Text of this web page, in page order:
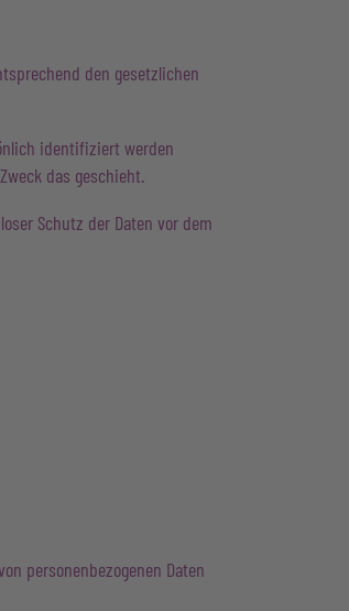
den gesetzlichen
identifiziert werden
das geschieht.
Schutz der Daten vor dem
personenbezogenen Daten